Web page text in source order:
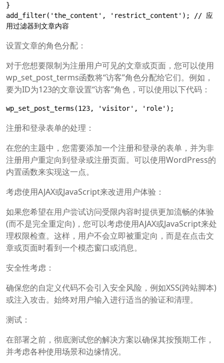
}
add_filter('the_content', 'restrict_content'); // 应
用过滤器到文章内容
设置文章的角色分配：
对于您想要限制为注册用户可见的文章或页面，您可以使用
wp_set_post_terms函数将“访客”角色分配给它们。例如，
要为ID为123的文章设置“访客”角色，可以使用以下代码：
wp_set_post_terms(123, 'visitor', 'role');
注册和登录表单的处理：
在您的主题中，您需要添加一个注册和登录的表单，并为非
注册用户重定向到登录或注册页面。可以使用WordPress的
内置函数来实现这一点。
考虑使用AJAX或JavaScript来改进用户体验：
如果您希望在用户尝试访问受限内容时提供更加流畅的体验
(而不是完全重定向)，您可以考虑使用AJAX或JavaScript来处
理权限检查。这样，用户不会立即被重定向，而是在点击文
章或页面时看到一个模态窗口或消息。
安全性考虑：
确保您的自定义代码不会引入安全风险，例如XSS(跨站脚本)
或注入攻击。始终对用户输入进行适当的验证和清理。
测试：
在部署之前，彻底测试您的解决方案以确保其按预期工作，
并考虑各种使用场景和边缘情况。